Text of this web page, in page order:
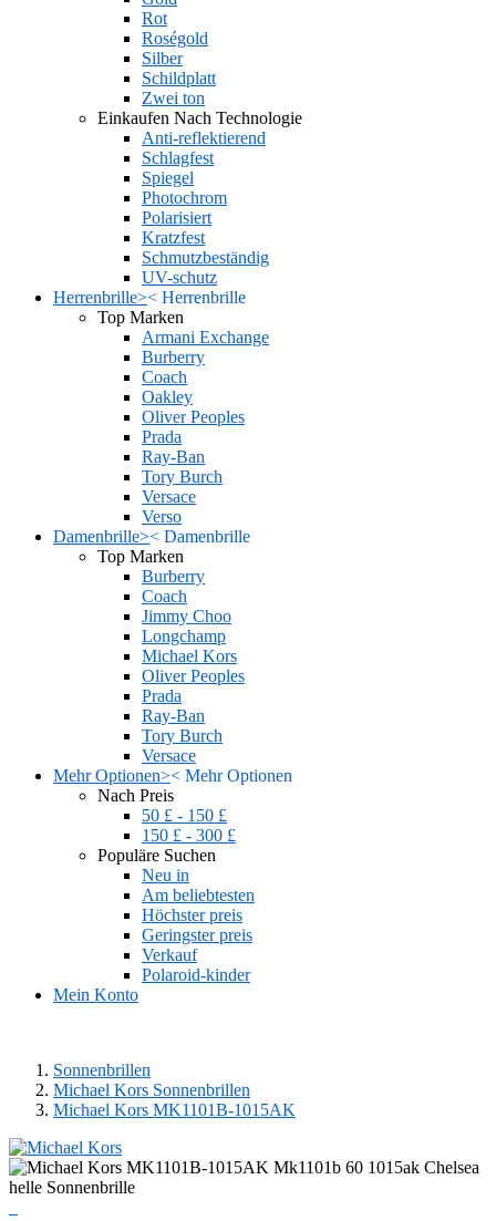
Rot
Roségold
Silber
Schildplatt
Zwei ton
Einkaufen Nach Technologie
Anti-reflektierend
Schlagfest
Spiegel
Photochrom
Polarisiert
Kratzfest
Schmutzbeständig
UV-schutz
Herrenbrille>< Herrenbrille
Top Marken
Armani Exchange
Burberry
Coach
Oakley
Oliver Peoples
Prada
Ray-Ban
Tory Burch
Versace
Verso
Damenbrille>< Damenbrille
Top Marken
Burberry
Coach
Jimmy Choo
Longchamp
Michael Kors
Oliver Peoples
Prada
Ray-Ban
Tory Burch
Versace
Mehr Optionen>< Mehr Optionen
Nach Preis
50 £ - 150 £
150 £ - 300 £
Populäre Suchen
Neu in
Am beliebtesten
Höchster preis
Geringster preis
Verkauf
Polaroid-kinder
Mein Konto
Sonnenbrillen
Michael Kors Sonnenbrillen
Michael Kors MK1101B-1015AK